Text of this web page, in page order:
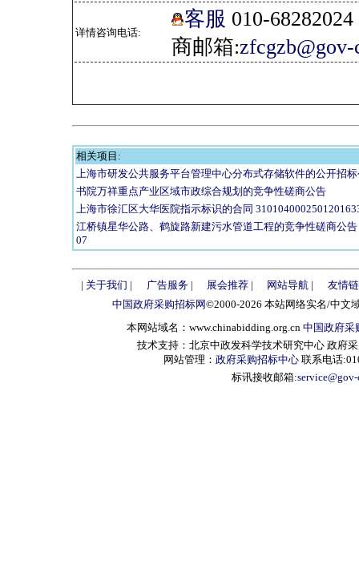
详情咨询电话:
客服 010-
商邮箱:
相关项目:
上海市研发公共服务平台管理中心分布式存储软件的公开招
书院万祥重点产业区域市政综合规划的竞争性磋商公告
上海市徐汇区大华医院指示标识的合同
江桥镇星华公路、鹤旋路新建污水管道工程的竞争性磋商公
07
| 关于我们 | 广告服务| 展会推荐| 网站导航 |
友情
中国政府采购招标网©2000-2026 本站网络实名/中文
本网站域名：www.chinabidding.org.cn 中国政府采
技术支持：北京中政发科学技术研究中心 政府
网站管理： 政府采购招标中心 联系电话
标讯接收邮箱: